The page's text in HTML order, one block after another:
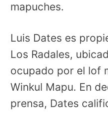
mapuches.
Luis Dates es
Los Radales,
ocupado por el lof
Winkul Mapu. En
prensa, Dates